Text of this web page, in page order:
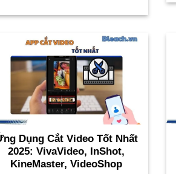
Dụng Cắt Video Tốt Nhất
2025: VivaVideo, InShot,
KineMaster, VideoShop